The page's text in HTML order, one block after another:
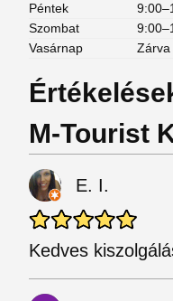
Péntek
Szombat
Vasárnap
Zárva
M-Tourist
E. I.
Kedves